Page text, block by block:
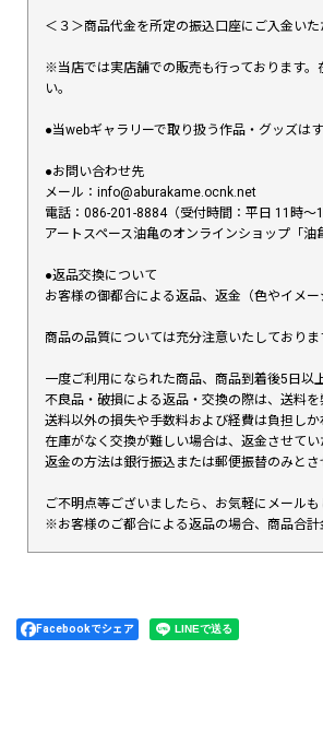
＜３＞商品代金を所定の振込口座にご入金い
※当店では実店舗での販売も行っております
い。
●当webギャラリーで取り扱う作品・グッズは
●お問い合わせ先
メール：info@aburakame.ocnk.net
電話：086-201-8884（受付時間：平日 11時〜
アートスペース油亀のオンラインショップ「
●返品交換について
お客様の御都合による返品、返金（色やイメ
商品の品質については充分注意いたしており
一度ご利用になられた商品、商品到着後5日以
不良品・破損による返品・交換の際は、送料を
送料以外の損失や手数料および経費は負担しか
在庫がなく交換が難しい場合は、返金させてい
返金の方法は銀行振込または郵便振替のみとさ
ご不明点等ございましたら、お気軽にメール
※お客様のご都合による返品の場合、商品合計
Facebookでシェア